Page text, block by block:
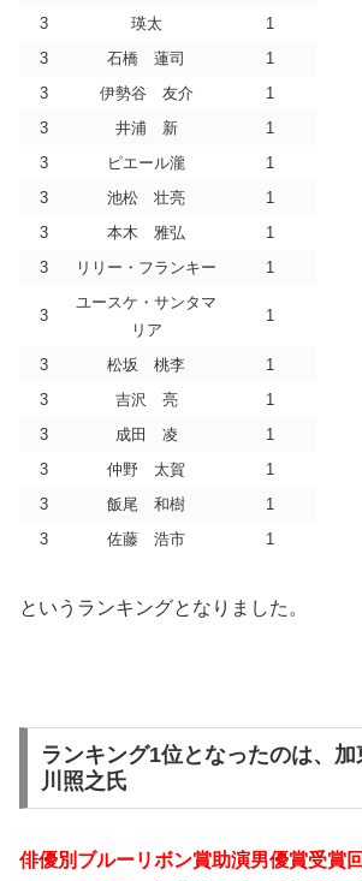
3
瑛太
1
3
石橋 蓮司
1
3
伊勢谷 友介
1
3
井浦 新
1
3
ピエール瀧
1
3
池松 壮亮
1
3
本木 雅弘
1
3
リリー・フランキー 1
3
ユースケ・サンタマ
リア
1
3 松坂 桃李
1
3
吉沢 亮
1
3
成田 凌
1
3
仲野 太賀
1
3
飯尾 和樹
1
3
佐藤 浩市 1
というランキングとなりました。
ランキング1位となったのは、
川照之氏
俳優別ブルーリボン賞助演男優賞受賞